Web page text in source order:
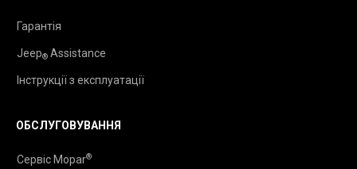
Гарантія
Jeep® Assistance
Інструкції з експлуатації
ОБСЛУГОВУВАННЯ
Сервіс Mopar®